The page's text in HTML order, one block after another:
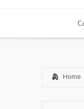
Home